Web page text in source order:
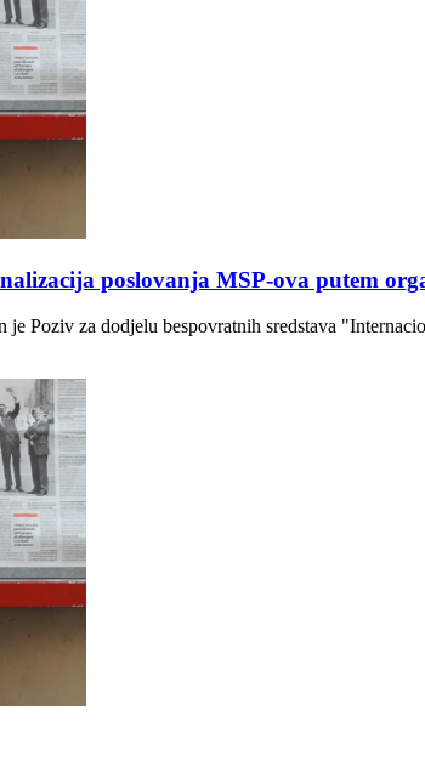
poslovanja MSP-ova putem
Poziv za dodjelu bespovratnih sredstava